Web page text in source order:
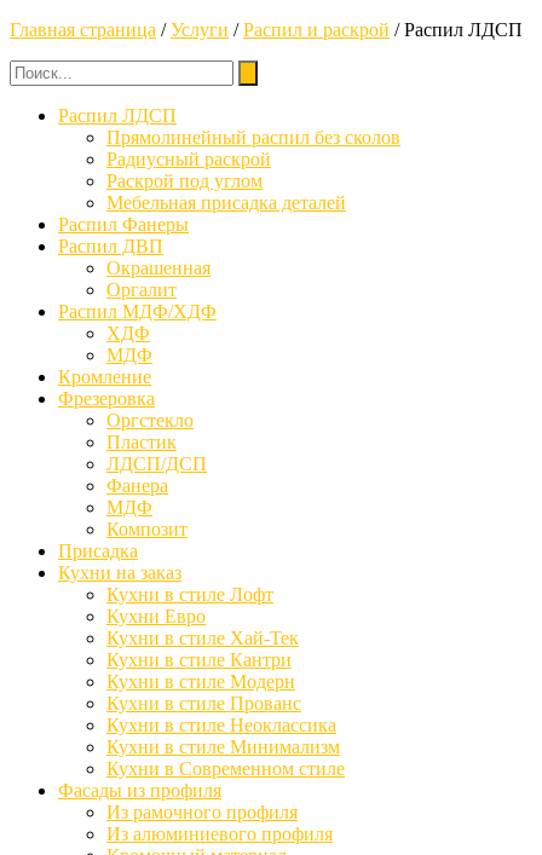
Главная страница /Услуги /Распил и раскрой /Распил ЛДСП
Распил ЛДСП
Прямолинейный распил без сколов
Радиусный раскрой
Раскрой под углом
Мебельная присадка деталей
Распил Фанеры
Распил ДВП
Окрашенная
Оргалит
Распил МДФ/ХДФ
ХДФ
МДФ
Кромление
Фрезеровка
Оргстекло
Пластик
ЛДСП/ДСП
Фанера
МДФ
Композит
Присадка
Кухни на заказ
Кухни в стиле Лофт
Кухни Евро
Кухни в стиле Хай-Тек
Кухни в стиле Кантри
Кухни в стиле Модерн
Кухни в стиле Прованс
Кухни в стиле Неоклассика
Кухни в стиле Минимализм
Кухни в Современном стиле
Фасады из профиля
Из рамочного профиля
Из алюминиевого профиля